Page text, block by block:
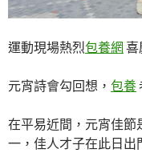
運動現場熱烈包養網 喜
元宵詩會勾回想， 包養
在平易近間，元宵佳節
一，佳人才子在此日出